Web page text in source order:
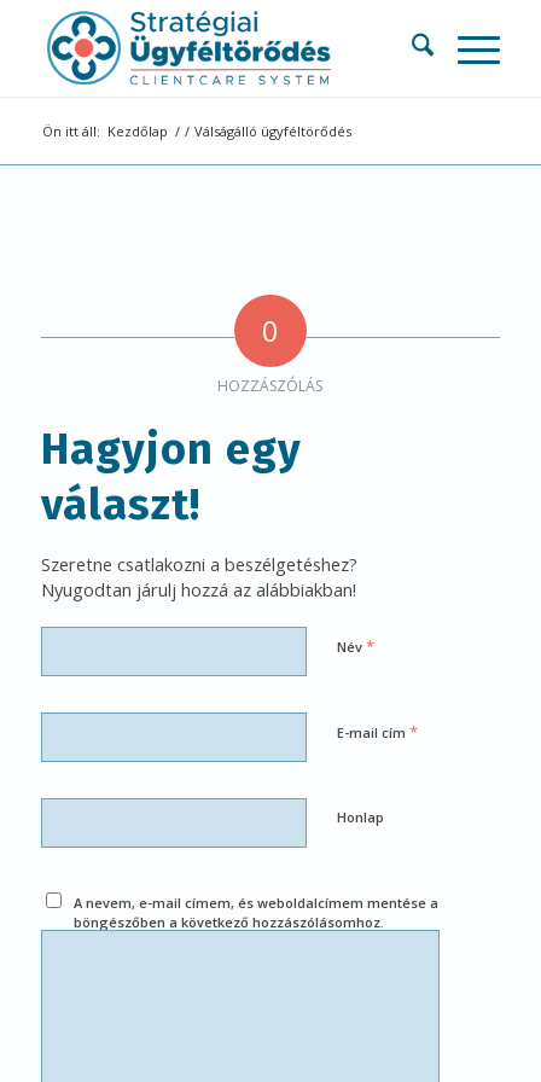
Ön itt áll: Kezdőlap / / Válságálló ügyféltörődés
0
HOZZÁSZÓLÁS
Hagyjon egy
választ!
Szeretne csatlakozni a beszélgetéshez?
Nyugodtan járulj hozzá az alábbiakban!
Név *
E-mail cím *
Honlap
A nevem, e-mail címem, és weboldalcímem mentése a
böngészőben a következő hozzászólásomhoz.